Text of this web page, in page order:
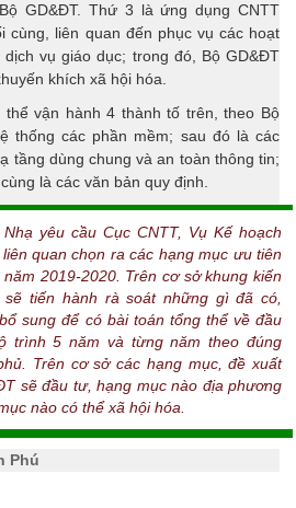
GD&ĐT. Thứ 3 là ứng dụng CNTT
cùng, liên quan đến phục vụ các hoạt
vụ giáo dục; trong đó, Bộ GD&ĐT
khích xã hội hóa.
vận hành 4 thành tố trên, theo Bộ
thống các phần mềm; sau đó là các
tầng dùng chung và an toàn thông tin;
là các văn bản quy định.
yêu cầu Cục CNTT, Vụ Kế hoạch
quan chọn ra các hạng mục ưu tiên
2019-2020. Trên cơ sở khung kiến
tiến hành rà soát những gì đã có,
sung để có bài toán tổng thể về đầu
trình 5 năm và từng năm theo đúng
Trên cơ sở các hạng mục, đề xuất
sẽ đầu tư, hạng mục nào địa phương
nào có thể xã hội hóa.
Phú